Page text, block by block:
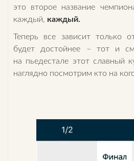
это второе название
каждый, каждый.
Теперь все зависит только
будет достойнее – тот и
на пьедестале этот славный
наглядно посмотрим кто на